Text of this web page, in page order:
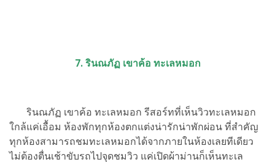
7. รินณภัฏ เขาค้อ ทะเลหมอก
รินณภัฏ เขาค้อ ทะเลหมอก รีสอร์ทที่เห็นวิวทะเลหมอก
ใกล้แค่เอื้อม ห้องพักทุกห้องตกแต่งน่ารักน่าพักผ่อน ที่สำคัญ
ทุกห้องสามารถชมทะเลหมอกได้จากภายในห้องเลยทีเดียว
ไม่ต้องตื่นเช้าขับรถไปจุดชมวิว แค่เปิดผ้าม่านก็เห็นทะเล